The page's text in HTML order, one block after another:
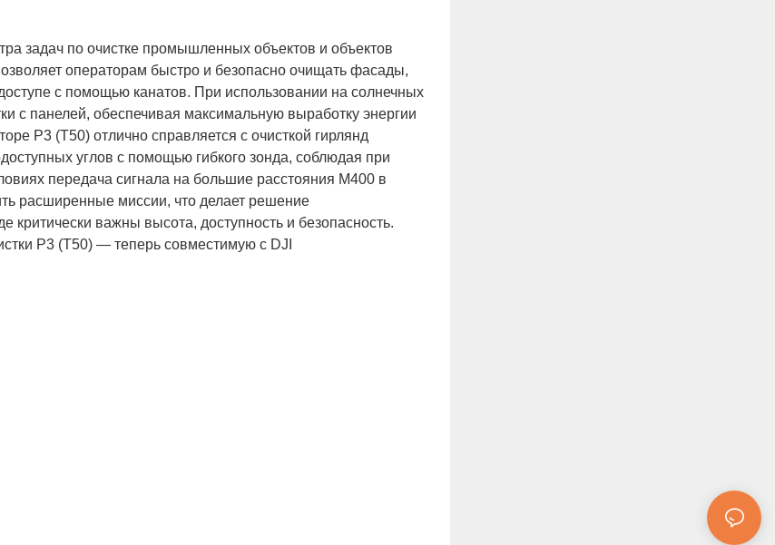
задач по очистке промышленных объектов и объектов
операторам быстро и безопасно очищать фасады,
с помощью канатов. При использовании на солнечных
с панелей, обеспечивая максимальную выработку энергии
P3 (T50) отлично справляется с очисткой гирлянд
углов с помощью гибкого зонда, соблюдая при
передача сигнала на большие расстояния M400 в
расширенные миссии, что делает решение
важны высота, доступность и безопасность.